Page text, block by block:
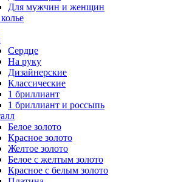
Для мужчин и женщин
Сердце
На руку
Дизайнерские
Классические
1 бриллиант
1 бриллиант и россыпь
Белое золото
Красное золото
Желтое золото
Белое с желтым золото
Красное с белым золото